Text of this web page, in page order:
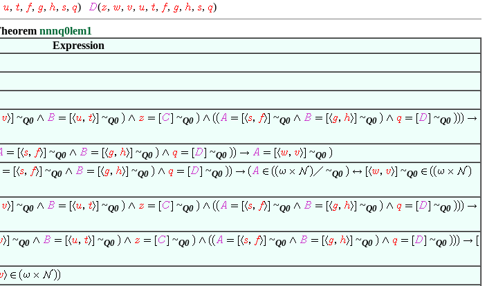
, , , , , , ) ( , , , , , , , , , )
nnnq0lem1
Expression
~Q0 ~Q0 ~Q0 ~Q0 ~Q0 ~Q0
~Q0 ~Q0 ~Q0 ~Q0
~Q0 ~Q0 ~Q0 ~Q0 ~Q0
~Q0 ~Q0 ~Q0 ~Q0 ~Q0 ~Q0
~Q0 ~Q0 ~Q0 ~Q0 ~Q0 ~Q0